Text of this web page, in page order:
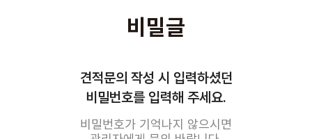
비밀글
견적문의 작성 시 입력하셨던
비밀번호를 입력해 주세요.
비밀번호가 기억나지 않으시면